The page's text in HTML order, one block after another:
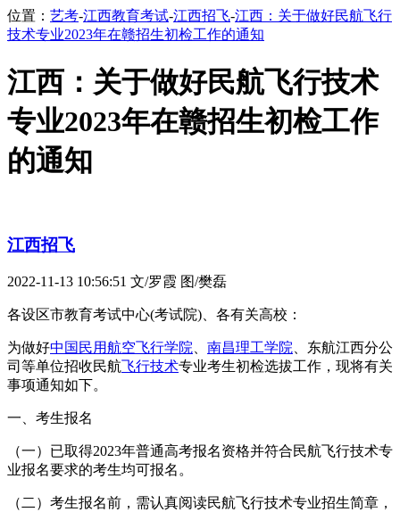
位置： 艺考-江西教育考试-江西招飞-江西：关于做好民航飞行
技术专业2023年在赣招生初检工作的通知
江西：关于做好民航飞行技术
专业2023年在赣招生初检工作
的通知
江西招飞
2022-11-13 10:56:51 文/罗霞 图/樊磊
各设区市教育考试中心(考试院)、各有关高校：
为做好中国民用航空飞行学院 南昌理工学院 、东航江西分公
司等单位招收民航飞行技术专业考生初检选拔工作，现将有关
事项通知如下。
一、考生报名
（一）已取得2023年普通高考报名资格并符合民航飞行技术专
业报名要求的考生均可报名。
（二）考生报名前，需认真阅读民航飞行技术专业招生简章，